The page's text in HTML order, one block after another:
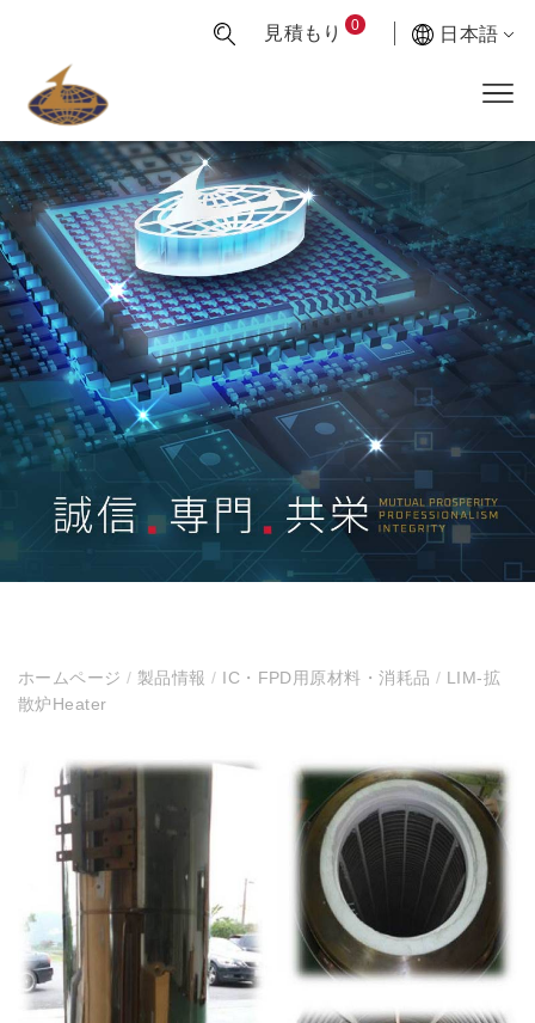
見積もり 0 日本語
ホームページ/ 製品情報/ IC・FPD用原材料・消耗品 / LIM-拡
散炉Heater